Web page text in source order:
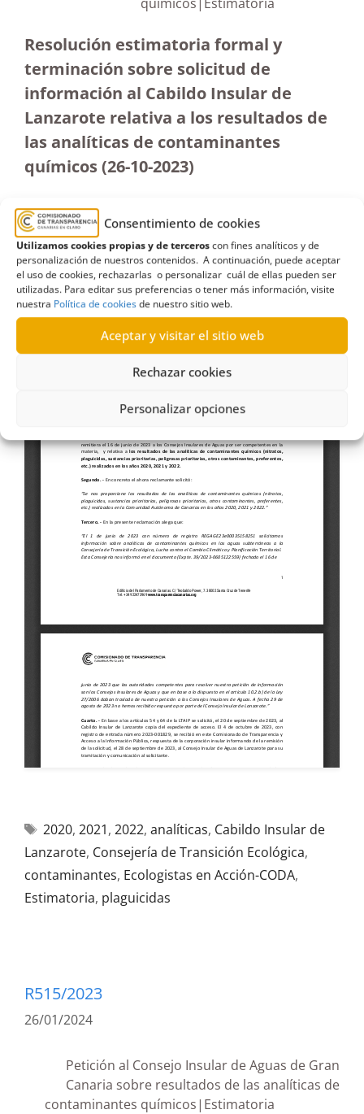
Consentimiento de cookies
Utilizamos cookies propias y de terceroscon fines analíticos y de
personalización de nuestros contenidos. A continuación, puede aceptar
el uso de cookies, rechazarlas o personalizar cuál de ellas pueden ser
utilizadas. Para editar sus preferencias o tener más información, visite
nuestra Política de cookiesde nuestro sitio web.
Aceptar y visitar el sitio web
Rechazar cookies
Personalizar opciones
Resolución estimatoria formal y
terminación sobre solicitud de
información al Cabildo Insular de
Lanzarote relativa a los resultados de
las analíticas de contaminantes
químicos (26-10-2023)
2020, 2021, 2022, analíticas, Cabildo Insular de
Lanzarote, Consejería de Transición Ecológica,
contaminantes, Ecologistas en Acción-CODA,
Estimatoria, plaguicidas
R515/2023
26/01/2024
Petición al Consejo Insular de Aguas de Gran
Canaria sobre resultados de las analíticas de
contaminantes químicos|Estimatoria